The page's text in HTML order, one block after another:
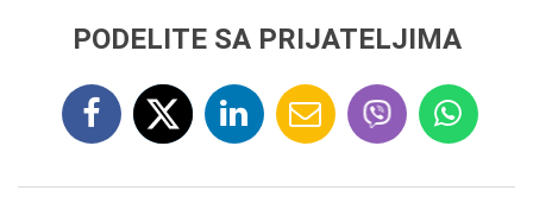
PODELITE SA PRIJATELJIMA